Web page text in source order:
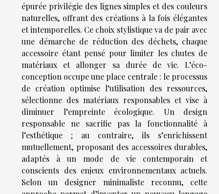
épurée privilégie des lignes simples et des couleurs
naturelles, offrant des créations à la fois élégantes
et intemporelles. Ce choix stylistique va de pair avec
une démarche de réduction des déchets, chaque
accessoire étant pensé pour limiter les chutes de
matériaux et allonger sa durée de vie. L’éco-
conception occupe une place centrale : le processus
de création optimise l’utilisation des ressources,
sélectionne des matériaux responsables et vise à
diminuer l’empreinte écologique. Un design
responsable ne sacrifie pas la fonctionnalité à
l’esthétique ; au contraire, ils s’enrichissent
mutuellement, proposant des accessoires durables,
adaptés à un mode de vie contemporain et
conscients des enjeux environnementaux actuels.
Selon un designer minimaliste reconnu, cette